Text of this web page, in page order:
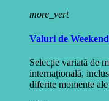
more_vert
Valuri de Weekend
Selecție variată de
internațională,
diferite momente